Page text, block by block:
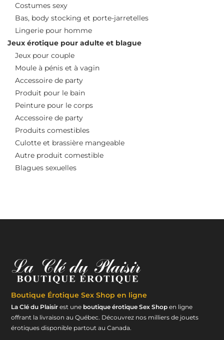
Costumes sexy
Bas, body stocking et porte-jarretelles
Lingerie pour homme
Jeux érotique pour adulte et blague
Jeux pour couple
Moule à pénis et à vagin
Accessoire de party
Produit pour le bain
Peinture pour le corps
Accessoire de party
Produits comestibles
Culotte et brassière mangeable
Autre produit comestible
Blagues sexuelles
Boutique Érotique Sex Shop en ligne
La Clé du Plaisir est une boutique érotique Sex Shop en ligne
offrant la livraison au Québec. Découvrez nos milliers de jouets
érotiques disponible partout au Canada.